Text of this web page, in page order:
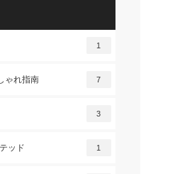
1
ゃれ指南 7
3
ッド 1